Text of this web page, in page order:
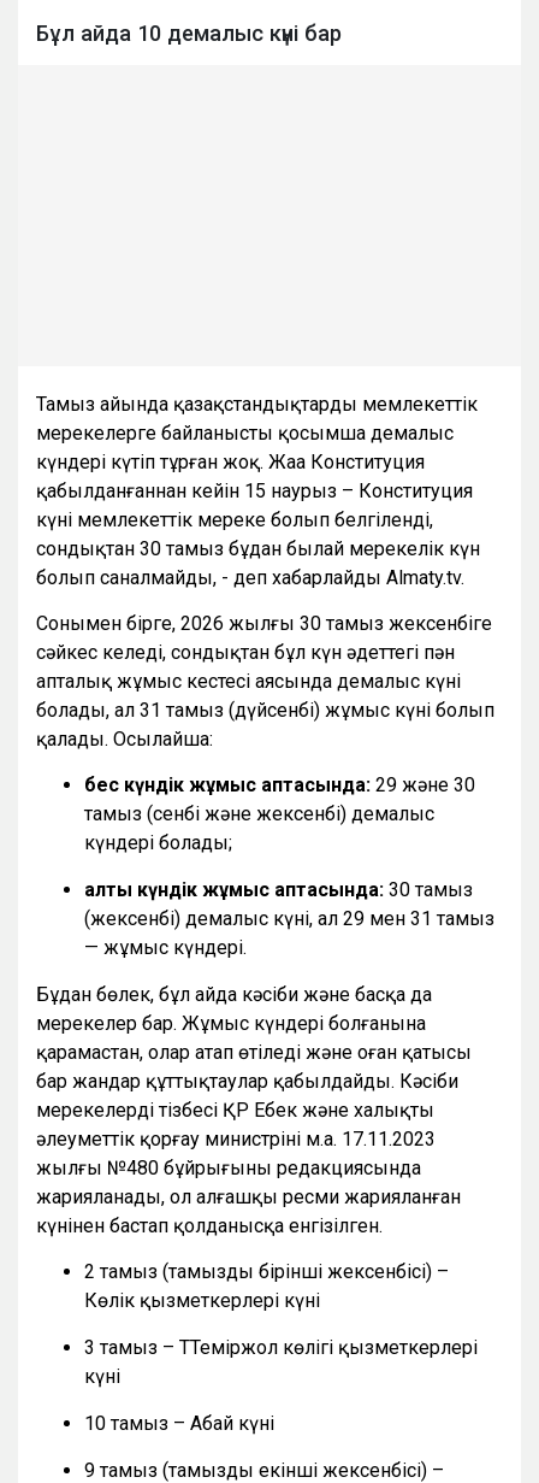
Бұл айда 10 демалыс күні бар
Тамыз айында қазақстандықтарды мемлекеттік
мерекелерге байланысты қосымша демалыс
күндері күтіп тұрған жоқ. Жаңа Конституция
қабылданғаннан кейін 15 наурыз – Конституция
күні мемлекеттік мереке болып белгіленді,
сондықтан 30 тамыз бұдан былай мерекелік күн
болып саналмайды, - деп хабарлайды Almaty.tv.
Сонымен бірге, 2026 жылғы 30 тамыз жексенбіге
сәйкес келеді, сондықтан бұл күн әдеттегі пән
апталық жұмыс кестесі аясында демалыс күні
болады, ал 31 тамыз (дүйсенбі) жұмыс күні болып
қалады. Осылайша:
бес күндік жұмыс аптасында: 29 және 30
тамыз (сенбі және жексенбі) демалыс
күндері болады;
алты күндік жұмыс аптасында: 30 тамыз
(жексенбі) демалыс күні, ал 29 мен 31 тамыз
— жұмыс күндері.
Бұдан бөлек, бұл айда кәсіби және басқа да
мерекелер бар. Жұмыс күндері болғанына
қарамастан, олар атап өтіледі және оған қатысы
бар жандар құттықтаулар қабылдайды. Кәсіби
мерекелердің тізбесі ҚР Еңбек және халықты
әлеуметтік қорғау министрінің м.а. 17.11.2023
жылғы №480 бұйрығының редакциясында
жарияланады, ол алғашқы ресми жарияланған
күнінен бастап қолданысқа енгізілген.
2 тамыз (тамыздың бірінші жексенбісі) –
Көлік қызметкерлері күні
3 тамыз – ТТеміржол көлігі қызметкерлері
күні
10 тамыз – Абай күні
9 тамыз (тамыздың екінші жексенбісі) –